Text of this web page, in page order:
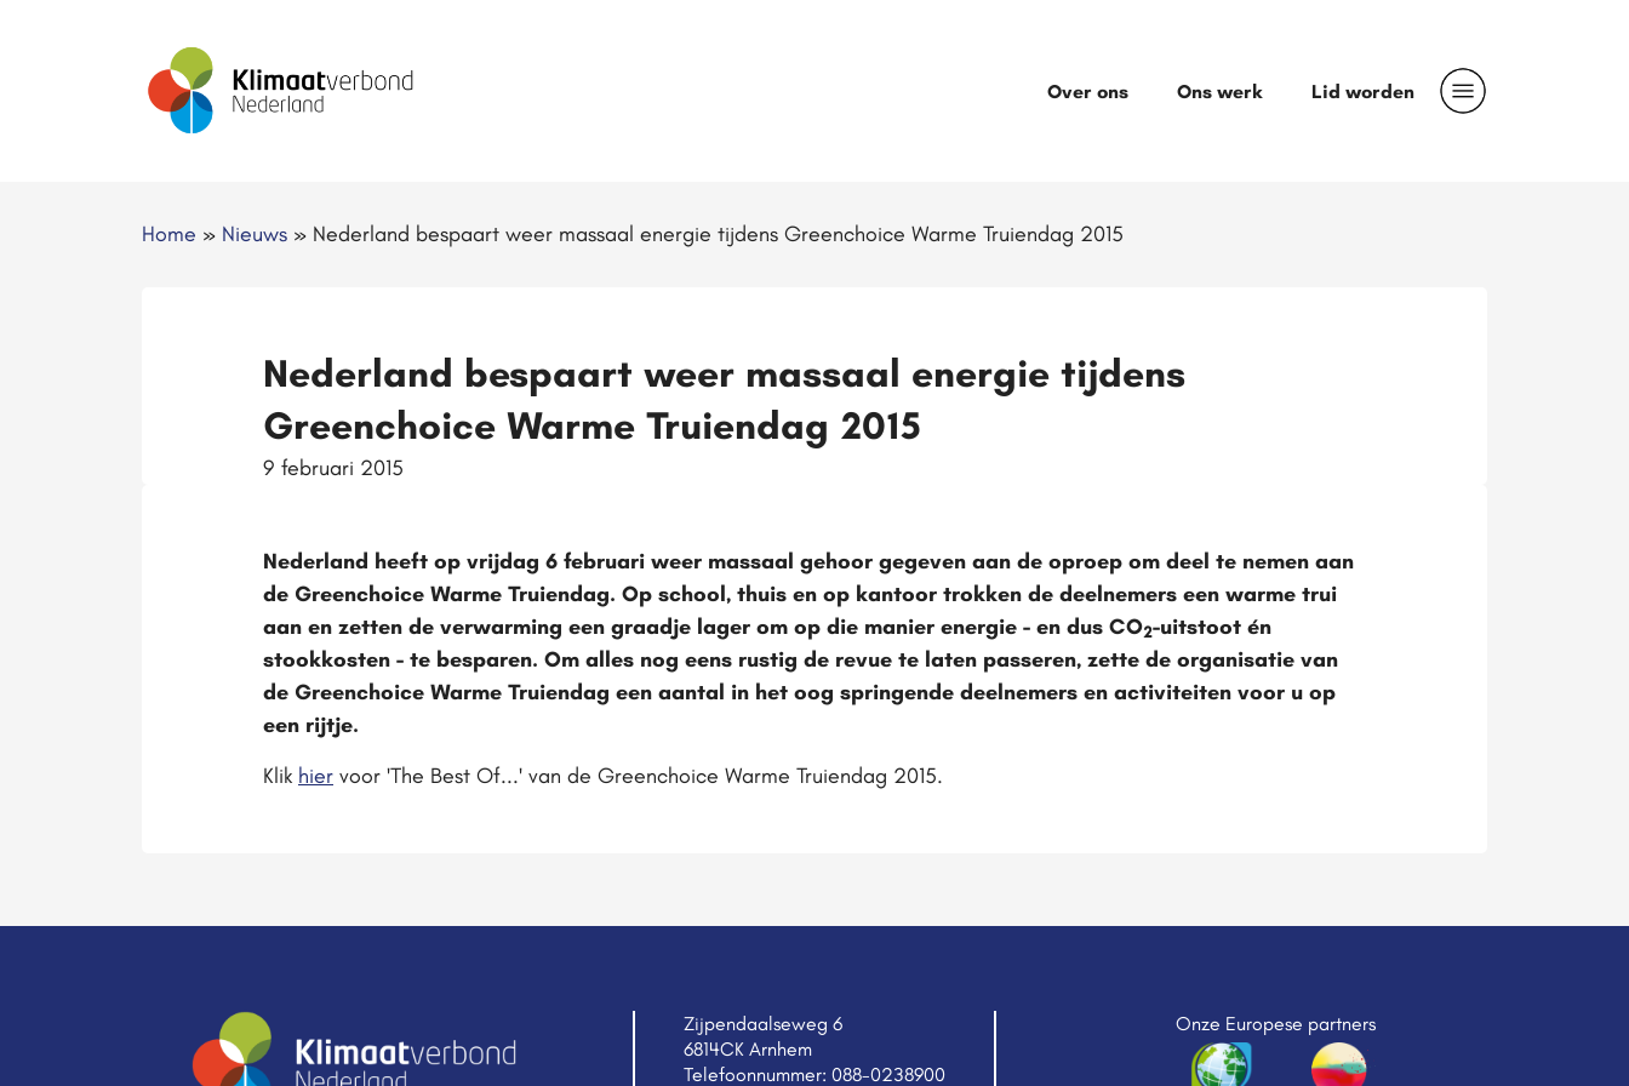
Over ons Ons werk Lid worden
Home » Nieuws » Nederland bespaart weer massaal energie tijdens Greenchoice Warme Truiendag 2015
Nederland bespaart weer massaal energie tijdens
Greenchoice Warme Truiendag 2015
9 februari 2015
Nederland heeft op vrijdag 6 februari weer massaal gehoor gegeven aan de oproep om deel te nemen aan
de Greenchoice Warme Truiendag. Op school, thuis en op kantoor trokken de deelnemers een warme trui
aan en zetten de verwarming een graadje lager om op die manier energie - en dus CO2-uitstoot én
stookkosten - te besparen. Om alles nog eens rustig de revue te laten passeren, zette de organisatie van
de Greenchoice Warme Truiendag een aantal in het oog springende deelnemers en activiteiten voor u op
een rijtje.
Klik hier voor 'The Best Of...' van de Greenchoice Warme Truiendag 2015.
Zijpendaalseweg 6
6814CK Arnhem
Telefoonnummer: 088-0238900
Onze Europese partners